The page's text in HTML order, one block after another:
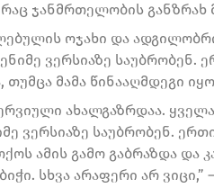
ჯანმრთელობის განზრახ
ოჯახი და
ვერსიაზე საუბრობენ.
თუმცა მამა წინააღმდეგი
ახალგაზრდაა.
ვერსიაზე საუბრობენ.
ამის გამო გაბრაზდა და
ბიჭი. სხვა არაფერი არ